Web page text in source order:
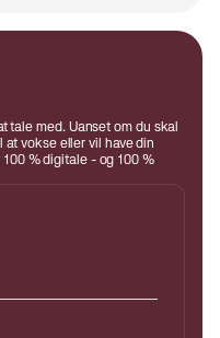
tale med. Uanset om du skal
vokse eller vil have din
% digitale - og 100 %